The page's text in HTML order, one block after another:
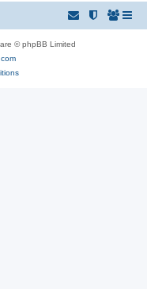
© phpBB Limited